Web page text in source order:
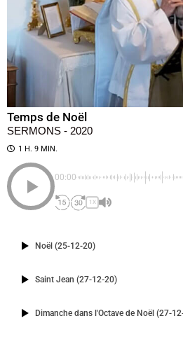
Temps de Noël
SERMONS - 2020
1 H. 9 MIN.
00:00
1X
Noël (25-12-20)
Saint Jean (27-12-20)
Dimanche dans l'Octave de Noël (27-